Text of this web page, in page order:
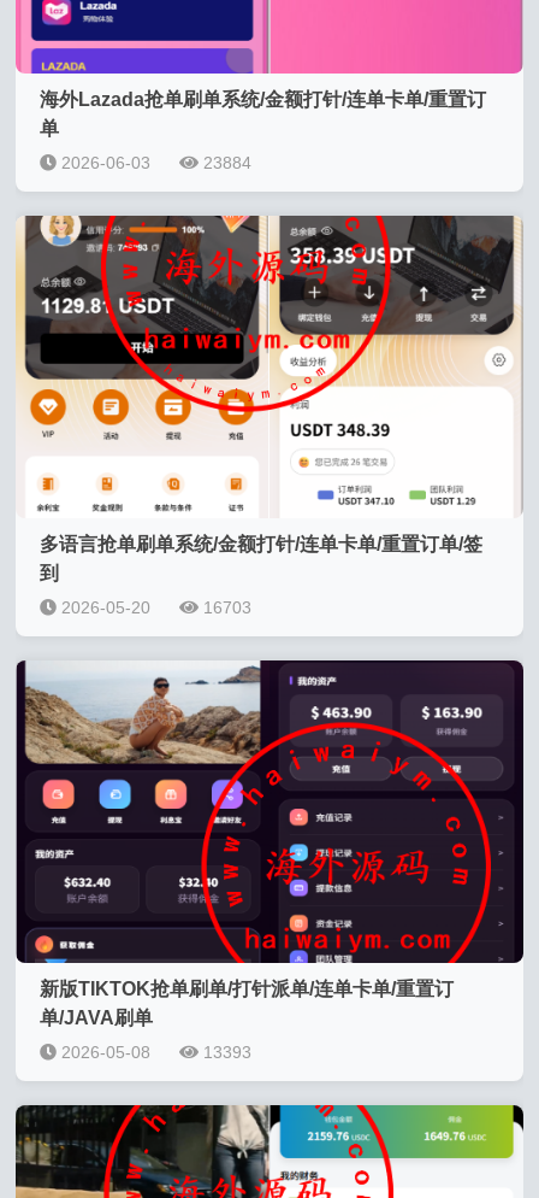
海外Lazada抢单刷单系统/金额打针/连单卡单/重置订
单
2026-06-03 23884
多语言抢单刷单系统/金额打针/连单卡单/重置订单/签
到
2026-05-20 16703
新版TIKTOK抢单刷单/打针派单/连单卡单/重置订
单/JAVA刷单
2026-05-08 13393